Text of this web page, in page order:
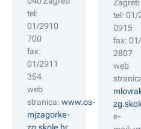
tel:
01/2910
700
fax:
01/2911
354
web
stranica: www.os-
mjzagorke-
zg.skole.hr
Zagreb
tel: 01/
0915
fax:
2807
web
e-